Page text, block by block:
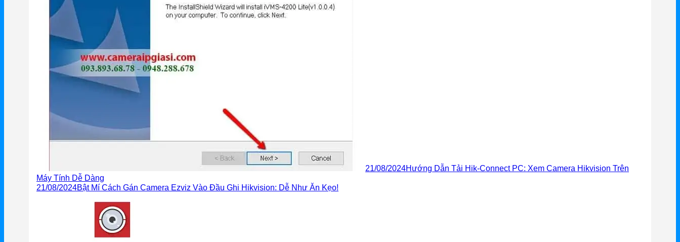
Grandstream Tổng Đài
Grandstream Thiết bị Hội Nghị
DLink
DLink Router
DLink Switch
Phụ Kiện DLink
21/08/2024Hướng Dẫn Tải Hik-Connect PC: Xem Camera Hikvision Trên
Máy Tính Dễ Dàng
21/08/2024Bật Mí Cách Gán Camera Ezviz Vào Đầu Ghi Hikvision: Dễ Như Ăn Kẹo!